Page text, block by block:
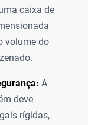
caixa de
volume do
A
deve
rígidas,